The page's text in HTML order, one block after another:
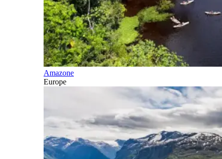
Amazone
Europe